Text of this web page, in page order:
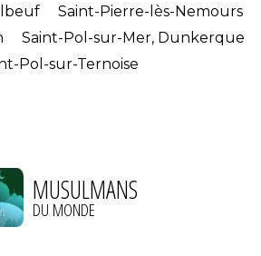
Saint-Pierre-lès-Nemours
Saint-Pol-sur-Mer, Dunkerque
Pol-sur-Ternoise
MUSULMANS
DU MONDE